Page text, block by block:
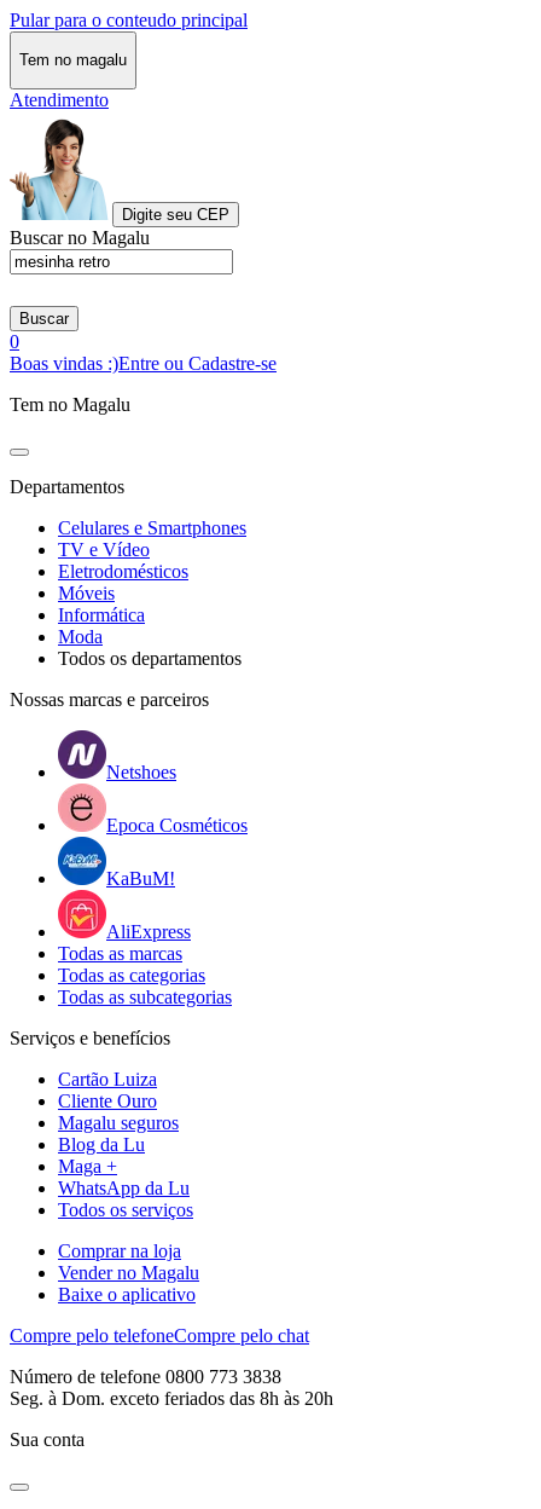
Pular para o conteudo principal
Tem no magalu
Atendimento
Digite seu CEP
Buscar no Magalu
Buscar
0
Boas vindas :)Entre ou Cadastre-se
Tem no Magalu
Departamentos
Celulares e Smartphones
TV e Vídeo
Eletrodomésticos
Móveis
Informática
Moda
Todos os departamentos
Nossas marcas e parceiros
Netshoes
Epoca Cosméticos
KaBuM!
AliExpress
Todas as marcas
Todas as categorias
Todas as subcategorias
Serviços e benefícios
Cartão Luiza
Cliente Ouro
Magalu seguros
Blog da Lu
Maga +
WhatsApp da Lu
Todos os serviços
Comprar na loja
Vender no Magalu
Baixe o aplicativo
Compre pelo telefoneCompre pelo chat
Número de telefone 0800 773 3838
Seg. à Dom. exceto feriados das 8h às 20h
Sua conta